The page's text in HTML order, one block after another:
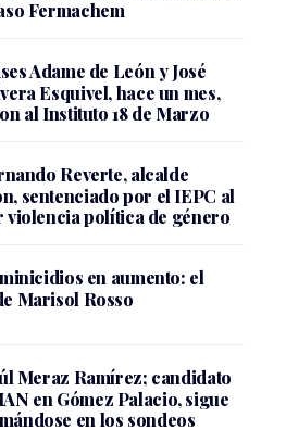
Fermachem
Adame de León y José
Esquivel, hace un mes,
al Instituto 18 de Marzo
Reverte, alcalde
sentenciado por el IEPC al
violencia política de género
en aumento: el
Marisol Rosso
Meraz Ramírez; candidato
en Gómez Palacio, sigue
en los sondeos